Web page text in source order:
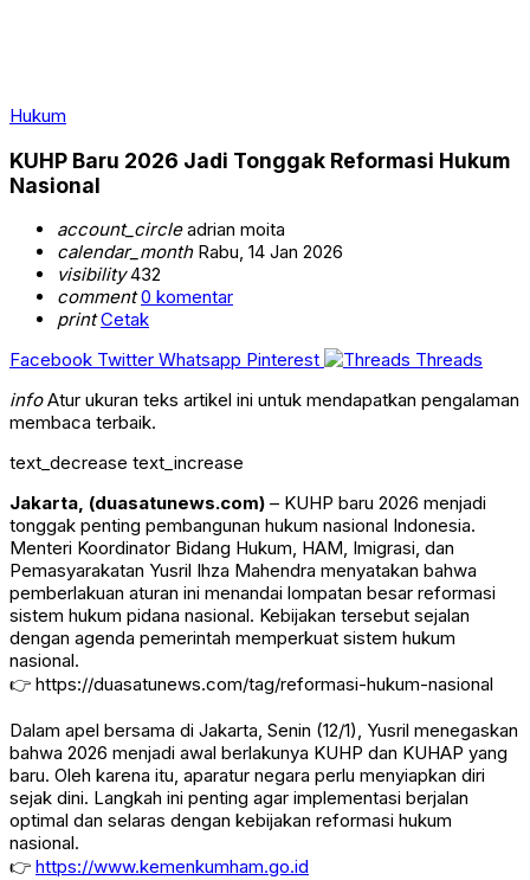
Hukum
KUHP Baru 2026 Jadi Tonggak Reformasi Hukum
Nasional
account_circleadrian moita
calendar_monthRabu, 14 Jan 2026
visibility432
comment 0 komentar
print Cetak
Facebook Twitter Whatsapp Pinterest
Threads
infoAtur ukuran teks artikel ini untuk mendapatkan pengalaman
membaca terbaik.
text_decrease text_increase
Jakarta, (duasatunews.com) – KUHP baru 2026 menjadi
tonggak penting pembangunan hukum nasional Indonesia.
Menteri Koordinator Bidang Hukum, HAM, Imigrasi, dan
Pemasyarakatan Yusril Ihza Mahendra menyatakan bahwa
pemberlakuan aturan ini menandai lompatan besar reformasi
sistem hukum pidana nasional. Kebijakan tersebut sejalan
dengan agenda pemerintah memperkuat sistem hukum
nasional.
👉 https://duasatunews.com/tag/reformasi-hukum-nasional
Dalam apel bersama di Jakarta, Senin (12/1), Yusril menegaskan
bahwa 2026 menjadi awal berlakunya KUHP dan KUHAP yang
baru. Oleh karena itu, aparatur negara perlu menyiapkan diri
sejak dini. Langkah ini penting agar implementasi berjalan
optimal dan selaras dengan kebijakan reformasi hukum
nasional.
👉 https://www.kemenkumham.go.id